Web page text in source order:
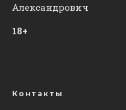
Александрович
18+
Контакты